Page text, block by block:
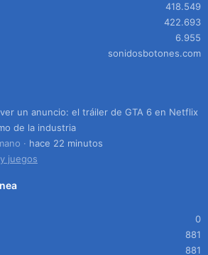
418.549
422.693
6.955
sonidosbotones.com
un anuncio: el tráiler de GTA 6 en Netflix
de la industria
hace 22 minutos
juegos
0
881
881